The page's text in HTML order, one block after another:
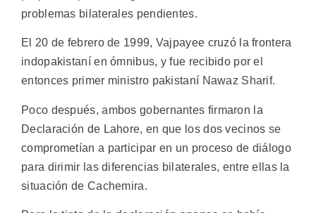
problemas bilaterales pendientes.
El 20 de febrero de 1999, Vajpayee cruzó la frontera
indopakistaní en ómnibus, y fue recibido por el
entonces primer ministro pakistaní Nawaz Sharif.
Poco después, ambos gobernantes firmaron la
Declaración de Lahore, en que los dos vecinos se
comprometían a participar en un proceso de diálogo
para dirimir las diferencias bilaterales, entre ellas la
situación de Cachemira.